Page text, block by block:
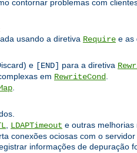
contornar problemas com
usando a diretiva Require e as
e [END] para a diretiva
em RewriteCond.
.
, LDAPTimeout e outras melhorias
conexões ociosas com o servidor
informações de depuração